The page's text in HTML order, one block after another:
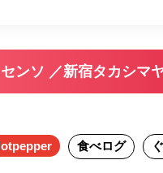
り！ 緑豊かで開放感のある
会、同窓会など、落ち着き
お楽しみいただけます 誕生
ンソ ／新宿タカシマ
食べログ